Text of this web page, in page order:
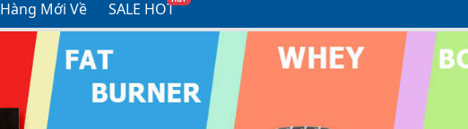
Hàng Mới Về SALE HOT